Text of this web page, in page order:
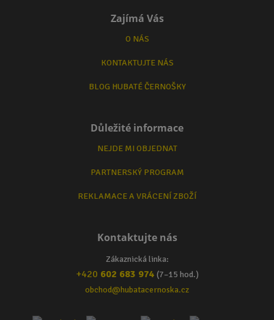
Zajímá Vás
O NÁS
KONTAKTUJTE NÁS
BLOG HUBATÉ ČERNOŠKY
Důležité informace
NEJDE MI OBJEDNAT
PARTNERSKÝ PROGRAM
REKLAMACE A VRÁCENÍ ZBOŽÍ
Kontaktujte nás
Zákaznická linka:
+420 602 683 974 (7–15 hod.)
obchod@hubatacernoska.cz